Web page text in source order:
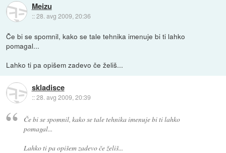
Meizu
::28. avg 2009, 20:36
Če bi se spomnil, kako se tale tehnika imenuje bi ti lahko
pomagal...
Lahko ti pa opišem zadevo če želiš...
skladisce
::28. avg 2009, 20:39
Če bi se spomnil, kako se tale tehnika imenuje bi ti lahko
pomagal...
Lahko ti pa opišem zadevo če želiš...